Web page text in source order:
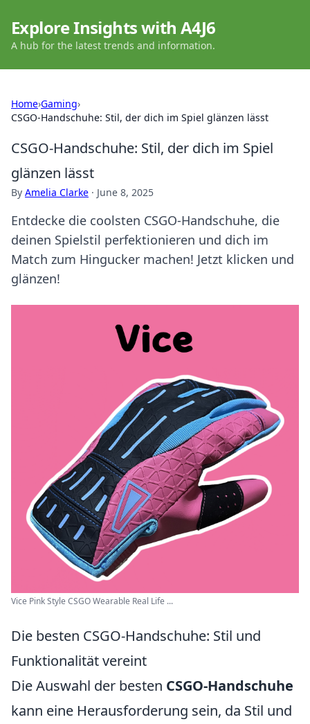
Explore Insights with A4J6
A hub for the latest trends and information.
Home›Gaming›
CSGO-Handschuhe: Stil, der dich im Spiel glänzen lässt
CSGO-Handschuhe: Stil, der dich im Spiel
glänzen lässt
By Amelia Clarke · June 8, 2025
Entdecke die coolsten CSGO-Handschuhe, die
deinen Spielstil perfektionieren und dich im
Match zum Hingucker machen! Jetzt klicken und
glänzen!
Vice Pink Style CSGO Wearable Real Life ...
Die besten CSGO-Handschuhe: Stil und
Funktionalität vereint
Die Auswahl der besten CSGO-Handschuhe
kann eine Herausforderung sein, da Stil und